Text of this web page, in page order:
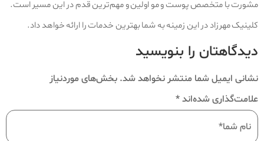
مشورت با متخصص پوست و مو اولین و مهم‌ترین قدم در این مسیر است.
کلینیک مهرزاد در این زمینه به شما بهترین خدمات را ارائه خواهد داد.
دیدگاهتان را بنویسید
نشانی ایمیل شما منتشر نخواهد شد. بخش‌های موردنیاز
علامت‌گذاری شده‌اند*